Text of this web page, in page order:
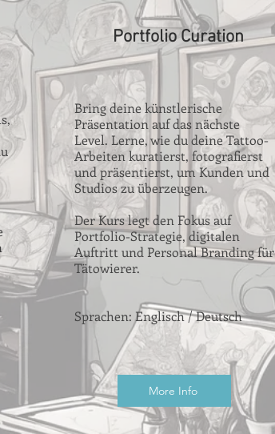
Portfolio Curation
Bring deine künstlerische
Präsentation auf das nächste
Level. Lerne, wie du deine Tattoo-
Arbeiten kuratierst, fotografierst
und präsentierst, um Kunden und
Studios zu überzeugen.
Der Kurs legt den Fokus auf
Portfolio-Strategie, digitalen
Auftritt und Personal Branding für
Tätowierer.
Sprachen: Englisch / Deutsch
More Info